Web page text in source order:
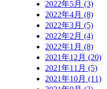
2022年5月 (3)
2022年4月 (8)
2022年3月 (5)
2022年2月 (4)
2022年1月 (8)
2021年12月 (20)
2021年11月 (5)
2021年10月 (11)